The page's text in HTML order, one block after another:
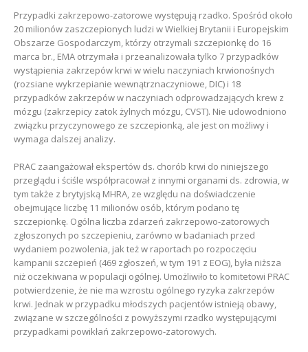
Przypadki zakrzepowo-zatorowe występują rzadko. Spośród około
20 milionów zaszczepionych ludzi w Wielkiej Brytanii i Europejskim
Obszarze Gospodarczym, którzy otrzymali szczepionkę do 16
marca br., EMA otrzymała i przeanalizowała tylko 7 przypadków
wystąpienia zakrzepów krwi w wielu naczyniach krwionośnych
(rozsiane wykrzepianie wewnątrznaczyniowe, DIC) i 18
przypadków zakrzepów w naczyniach odprowadzających krew z
mózgu (zakrzepicy zatok żylnych mózgu, CVST). Nie udowodniono
związku przyczynowego ze szczepionką, ale jest on możliwy i
wymaga dalszej analizy.
PRAC zaangażował ekspertów ds. chorób krwi do niniejszego
przeglądu i ściśle współpracował z innymi organami ds. zdrowia, w
tym także z brytyjską MHRA, ze względu na doświadczenie
obejmujące liczbę 11 milionów osób, którym podano tę
szczepionkę. Ogólna liczba zdarzeń zakrzepowo-zatorowych
zgłoszonych po szczepieniu, zarówno w badaniach przed
wydaniem pozwolenia, jak też w raportach po rozpoczęciu
kampanii szczepień (469 zgłoszeń, w tym 191 z EOG), była niższa
niż oczekiwana w populacji ogólnej. Umożliwiło to komitetowi PRAC
potwierdzenie, że nie ma wzrostu ogólnego ryzyka zakrzepów
krwi. Jednak w przypadku młodszych pacjentów istnieją obawy,
związane w szczególności z powyższymi rzadko występującymi
przypadkami powikłań zakrzepowo-zatorowych.